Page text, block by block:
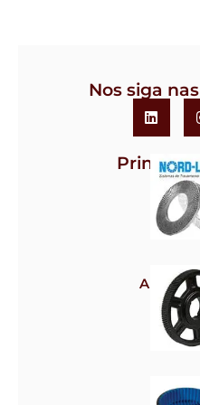
Nos siga
Arruela